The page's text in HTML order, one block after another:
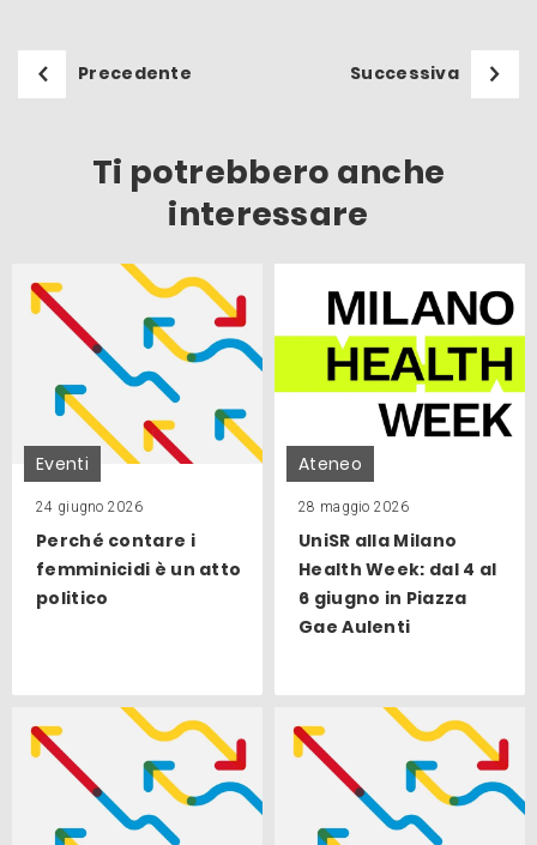
Precedente Successiva
Ti potrebbero anche
interessare
Eventi
24 giugno 2026
Perché contare i
femminicidi è un atto
politico
Ateneo
28 maggio 2026
UniSR alla Milano
Health Week: dal 4 al
6 giugno in Piazza
Gae Aulenti